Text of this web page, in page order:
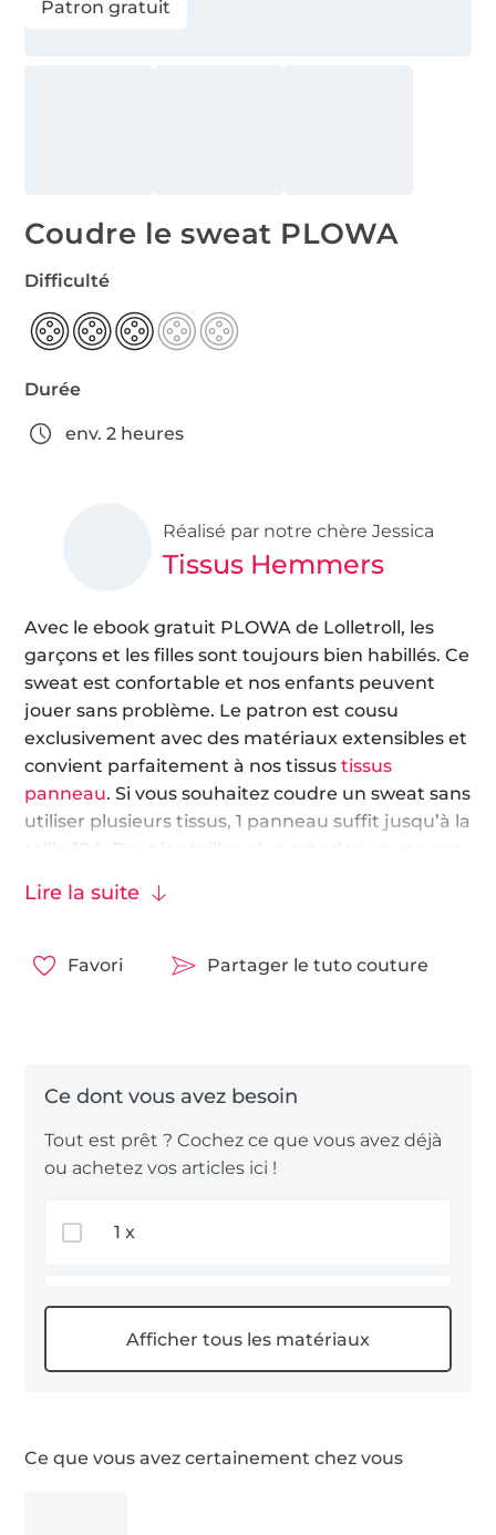
Patron gratuit
Coudre le sweat PLOWA
Difficulté
Durée
env. 2 heures
Réalisé par notre chère Jessica
Tissus Hemmers
Avec le ebook gratuit PLOWA de Lolletroll, les
garçons et les filles sont toujours bien habillés. Ce
sweat est confortable et nos enfants peuvent
jouer sans problème. Le patron est cousu
exclusivement avec des matériaux extensibles et
convient parfaitement à nos tissustissus
panneau. Si vous souhaitez coudre un sweat sans
utiliser plusieurs tissus, 1 panneau suffit jusqu’à la
taille 104. Pour les tailles plus grandes, vous avez
avec un tissu assorti.
Le patron existe dans les tailles 62/68 à 170. Dans
Pour le choix du tissu, il n’y a pas vraiment
choix dutissu jersey,tissu sweat , tissu nicki,tissu
modalettissu french terry.
Nous vous souhaitons beaucoup de plaisir à
Lire la suite
Favori Partager le tuto couture
Tout est prêt ? Cochez ce que vous avez déjà
ou achetez vos articles ici !
1 x
1 x Malomi Design
0,2 m French Terry
Ce que vous avez certainement chez vous